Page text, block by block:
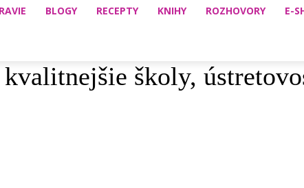
BLOGY RECEPTY KNIHY ROZHOVORY E-
školy,